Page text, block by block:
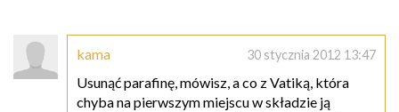
kama 30 stycznia 2012 13:47
Usunąć parafinę, mówisz, a co z Vatiką, która
chyba na pierwszym miejscu w składzie ją